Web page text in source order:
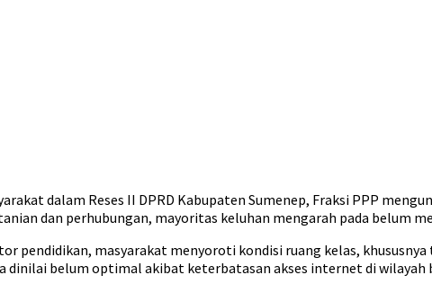
dalam Reses II DPRD Kabupaten Sumenep, Fraksi PPP
dan perhubungan, mayoritas keluhan mengarah pada belum
pendidikan, masyarakat menyoroti kondisi ruang kelas,
dinilai belum optimal akibat keterbatasan akses internet di wilayah